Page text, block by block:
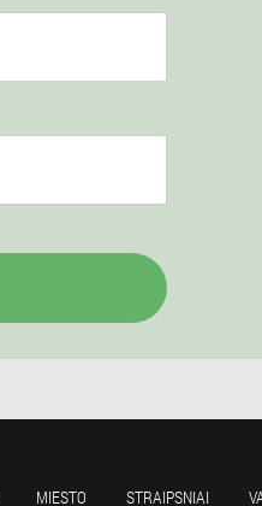
MIESTO STRAIPSNIAI